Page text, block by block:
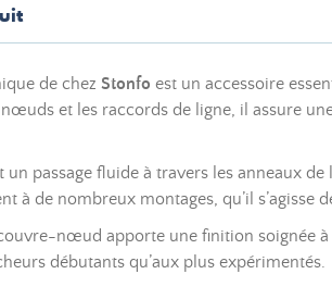
de chez Stonfo est un accessoire
et les raccords de ligne, il assure
passage fluide à travers les anneaux
à de nombreux montages, qu’il
nœud apporte une finition soignée
débutants qu’aux plus expérimentés.